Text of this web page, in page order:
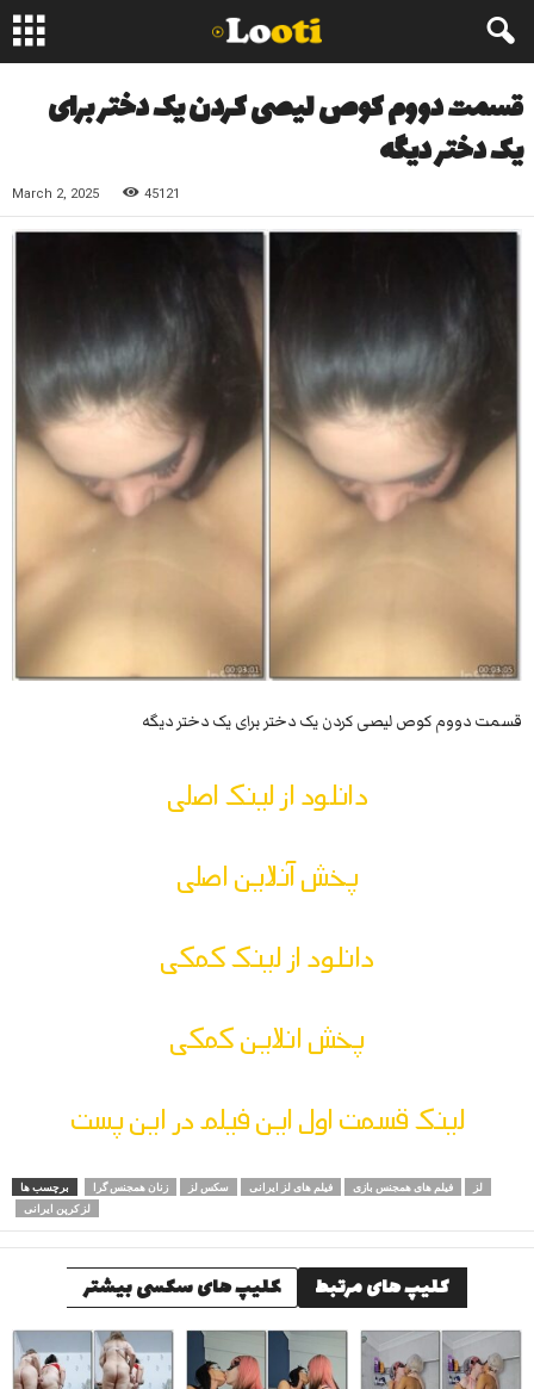
قسمت دووم کوص لیصی کردن یک دختر برای
یک دختر دیگه
March 2, 2025 45121
قسمت دووم کوص لیصی کردن یک دختر برای یک دختر دیگه
دانلود از لینک اصلی
پخش آنلاین اصلی
دانلود از لینک کمکی
پخش انلاین کمکی
لینک قسمت اول این فیلم در این پست
برچسب ها زنان همجنس گرا سکس لز فیلم های لز ایرانی فیلم های همجنس بازی
لز
لز کرپن ایرانی
کلیپ های مرتبط کلیپ های سکسی بیشتر